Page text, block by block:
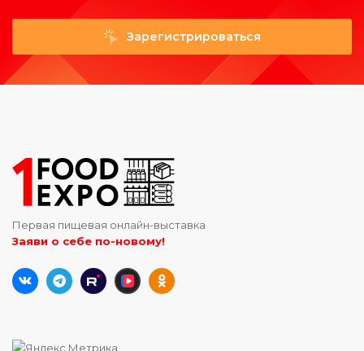
Зарегистрироваться
Первая пищевая онлайн-выставка
Заяви о себе по-новому!